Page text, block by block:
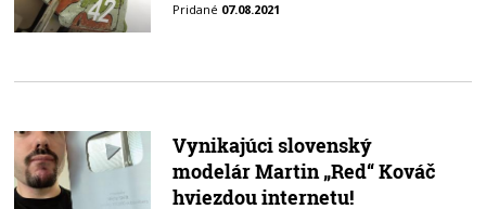
Pridané 07.08.2021
Vynikajúci slovenský
modelár Martin „Red“ Kováč
hviezdou internetu!